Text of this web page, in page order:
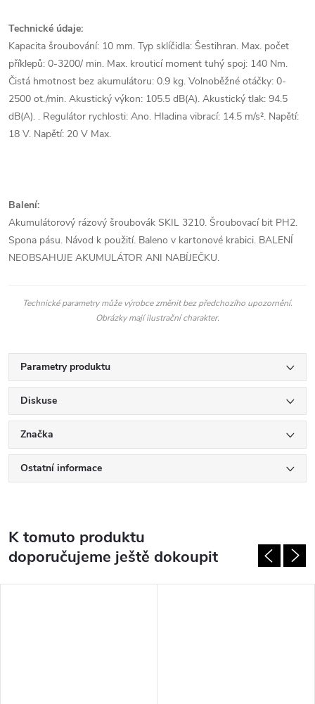
Technické údaje:
Kapacita šroubování: 10 mm. Typ sklíčidla: Šestihran. Max. počet
příklepů: 0-3200/ min. Max. krouticí moment tuhý spoj: 140 Nm.
Čistá hmotnost bez akumulátoru: 0.9 kg. Volnoběžné otáčky: 0-
2500 ot./min. Akustický výkon: 105.5 dB(A). Akustický tlak: 94.5
dB(A). . Regulátor rychlosti: Ano. Hladina vibrací: 14.5 m/s². Napětí:
18 V. Napětí: 20 V Max.
Balení:
Akumulátorový rázový šroubovák SKIL 3210. Šroubovací bit PH2.
Spona pásu. Návod k použití. Baleno v kartonové krabici. BALENÍ
NEOBSAHUJE AKUMULÁTOR ANI NABÍJEČKU.
Technické parametry může výrobce změnit bez předchozího upozornění.
Obrázky mají ilustrační charakter.
Parametry produktu
Diskuse
Značka
Ostatní informace
K tomuto produktu
doporučujeme ještě dokoupit